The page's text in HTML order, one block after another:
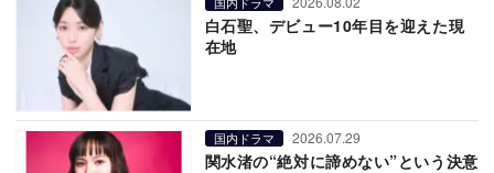
白石聖、デビュー10年目を迎えた現
在地
国内ドラマ 2026.07.29
関水渚の“絶対に諦めない”という決意